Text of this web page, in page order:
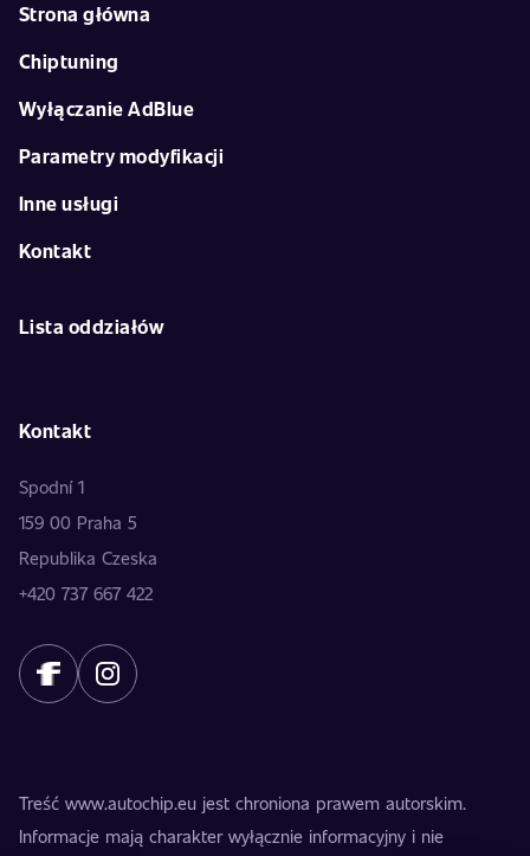
Strona główna
Chiptuning
Wyłączanie AdBlue
Parametry modyfikacji
Inne usługi
Kontakt
Lista oddziałów
Kontakt
Spodní 1
159 00 Praha 5
Republika Czeska
+420 737 667 422
Treść www.autochip.eu jest chroniona prawem autorskim.
Informacje mają charakter wyłącznie informacyjny i nie